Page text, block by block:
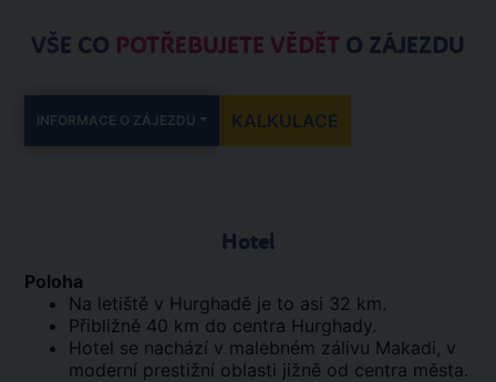
VŠE CO POTŘEBUJETE VĚDĚT O ZÁJEZDU
INFORMACE O ZÁJEZDU KALKULACE
Hotel
Poloha
Na letiště v Hurghadě je to asi 32 km.
Přibližně 40 km do centra Hurghady.
Hotel se nachází v malebném zálivu Makadi, v
moderní prestižní oblasti jižně od centra města.